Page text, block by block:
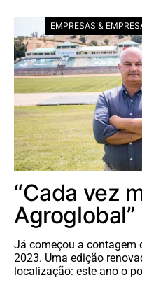
EMPRESAS &
“Cada vez
Agroglobal”
Já começou a contagem
2023. Uma edição
localização: este ano o